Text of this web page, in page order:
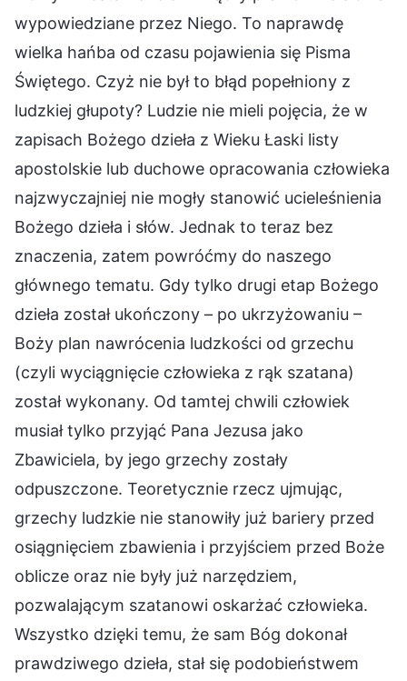
wypowiedziane przez Niego. To naprawdę
wielka hańba od czasu pojawienia się Pisma
Świętego. Czyż nie był to błąd popełniony z
ludzkiej głupoty? Ludzie nie mieli pojęcia, że w
zapisach Bożego dzieła z Wieku Łaski listy
apostolskie lub duchowe opracowania człowieka
najzwyczajniej nie mogły stanowić ucieleśnienia
Bożego dzieła i słów. Jednak to teraz bez
znaczenia, zatem powróćmy do naszego
głównego tematu. Gdy tylko drugi etap Bożego
dzieła został ukończony – po ukrzyżowaniu –
Boży plan nawrócenia ludzkości od grzechu
(czyli wyciągnięcie człowieka z rąk szatana)
został wykonany. Od tamtej chwili człowiek
musiał tylko przyjąć Pana Jezusa jako
Zbawiciela, by jego grzechy zostały
odpuszczone. Teoretycznie rzecz ujmując,
grzechy ludzkie nie stanowiły już bariery przed
osiągnięciem zbawienia i przyjściem przed Boże
oblicze oraz nie były już narzędziem,
pozwalającym szatanowi oskarżać człowieka.
Wszystko dzięki temu, że sam Bóg dokonał
prawdziwego dzieła, stał się podobieństwem